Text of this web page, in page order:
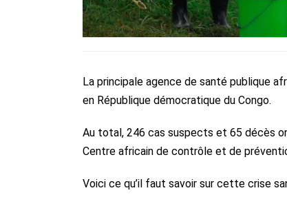
La principale agence de santé publique
en République démocratique du Congo.
Au total, 246 cas suspects et 65 décès
Centre africain de contrôle et de
Voici ce qu’il faut savoir sur cette crise